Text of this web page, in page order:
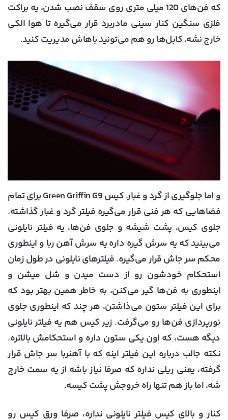
که فن‌های 120 میلی متری روی سقف نصب شدن، یه براکت
فلزی سنگین کنار سینی مادربرد قرار می‌گیره تا هوا الکی
خارج نشه، کابل‌ها رو هم می‌تونید باهاش مدیریت کنید.
و اما جلوگیری از گرد و غبار. کیس Green Griffin G9 برای تمام
فضاهایی که هر فنی قرار می‌گیره فیلتر گرد و غبار گذاشته.
جلوی کیس، پشت شیشه و جلوی فن‌ها، یه فیلتر نایلونی
می‌بینید که یه سرش گیره داره یه سرش آهن ربا و اینطوری
محکم سر جاش قرار می‌گیره. فیلترهای نایلونی در طول زمان
استحکام خودشون رو از دست میدن و شل میشن و
اینطوری به فن‌ها گیر می‌کنن، به خاطر همین بهتر بود که
برای این فیلتر ستون می‌ذاشتن، هر چند که اینطوری جلوی
نورپردازی فن‌ها رو می‌گرفت. زیر کیس هم یه فیلتر نایلونی
دیگه هست، که اون یکی ستون داره و استحکامش بالاتره.
نکته جالب درباره این فیلتر اینه که با آهنربا سر جاش قرار
گرفته، یعنی ریلی نداره که صرفا نیاز باشه از یه سمت خارج
شه، اما باز هم تنها راه خروجش پشت کیسه.
کنار و بالای کیس فیلتر نایلونی نداره، صرفا ورق کیس رو